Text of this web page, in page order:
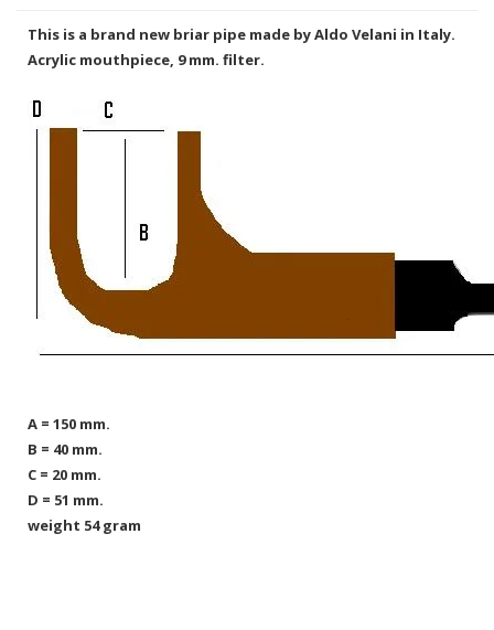
This is a brand new briar pipe made by Aldo Velani in Italy.
Acrylic mouthpiece, 9 mm. filter.
A = 150 mm.
B = 40 mm.
C = 20 mm.
D = 51 mm.
weight 54 gram